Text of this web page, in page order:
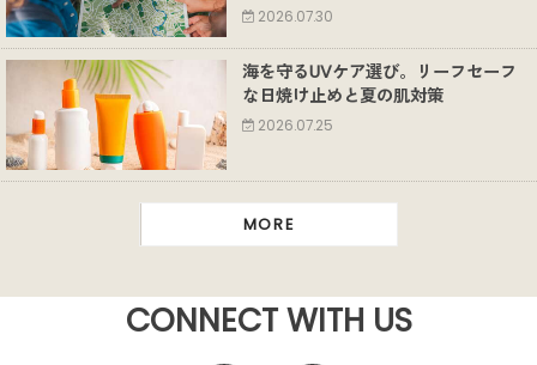
2026.07.30
海を守るUVケア選び。リーフセーフ
な日焼け止めと夏の肌対策
2026.07.25
MORE
CONNECT WITH US